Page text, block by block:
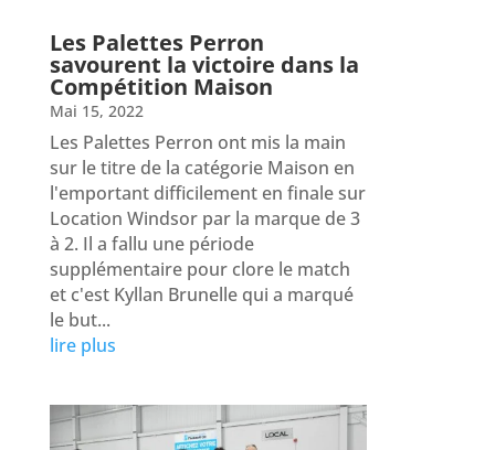
Les Palettes Perron
savourent la victoire dans la
Compétition Maison
Mai 15, 2022
Les Palettes Perron ont mis la main
sur le titre de la catégorie Maison en
l'emportant difficilement en finale sur
Location Windsor par la marque de 3
à 2. Il a fallu une période
supplémentaire pour clore le match
et c'est Kyllan Brunelle qui a marqué
le but...
lire plus